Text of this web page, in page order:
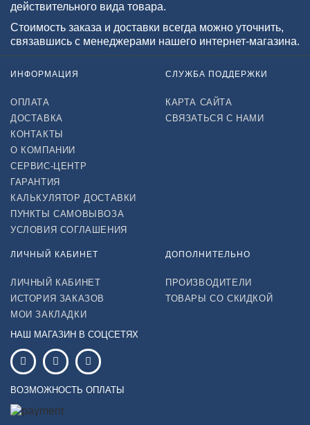
действительного вида товара.
Стоимость заказа и доставки всегда можно уточнить,
связавшись с менеджерами нашего интернет-магазина.
ИНФОРМАЦИЯ
ОПЛАТА
ДОСТАВКА
КОНТАКТЫ
О КОМПАНИИ
СЕРВИС-ЦЕНТР
ГАРАНТИЯ
КАЛЬКУЛЯТОР ДОСТАВКИ
ПУНКТЫ САМОВЫВОЗА
УСЛОВИЯ СОГЛАШЕНИЯ
СЛУЖБА ПОДДЕРЖКИ
КАРТА САЙТА
СВЯЗАТЬСЯ С НАМИ
ЛИЧНЫЙ КАБИНЕТ
ЛИЧНЫЙ КАБИНЕТ
ИСТОРИЯ ЗАКАЗОВ
МОИ ЗАКЛАДКИ
ДОПОЛНИТЕЛЬНО
ПРОИЗВОДИТЕЛИ
ТОВАРЫ СО СКИДКОЙ
НАШ МАГАЗИН В СОЦСЕТЯХ
ВОЗМОЖНОСТЬ ОПЛАТЫ